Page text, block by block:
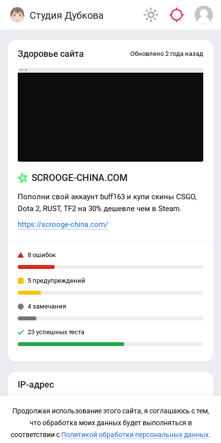
Студия Дубкова
IP-адрес
Здоровье сайта Обновлено 2 года назад
SCROOGE-CHINA.COM
Пополни свой аккаунт buff163 и купи скины CSGO,
Dota 2, RUST, TF2 на 30% дешевле чем в Steam.
https://scrooge-china.com/
8 ошибок
5 предупреждений
4 замечания
23 успешных теста
Продолжая использование этого сайта, я соглашаюсь с тем,
что обработка моих данных будет выполняться в
соответствии с Политикой обработки персональных данных.